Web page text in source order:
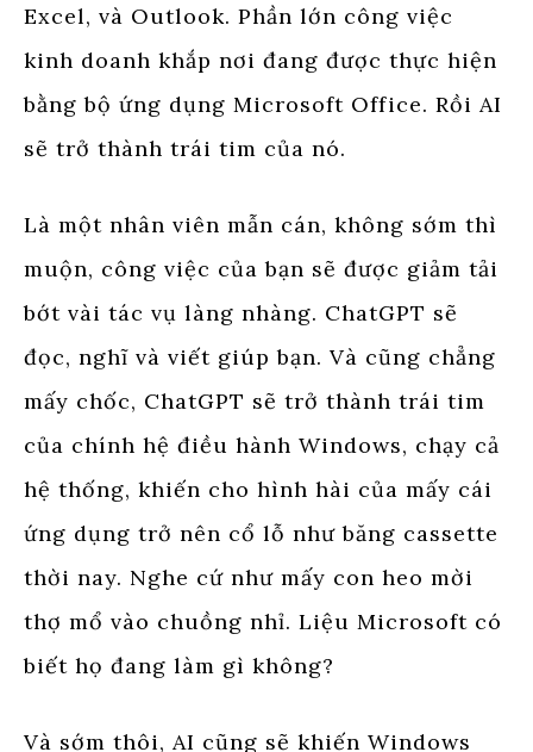
Excel, và Outlook. Phần lớn công việc
kinh doanh khắp nơi đang được thực hiện
bằng bộ ứng dụng Microsoft Office. Rồi AI
sẽ trở thành trái tim của nó.
Là một nhân viên mẫn cán, không sớm thì
muộn, công việc của bạn sẽ được giảm tải
bớt vài tác vụ làng nhàng. ChatGPT sẽ
đọc, nghĩ và viết giúp bạn. Và cũng chẳng
mấy chốc, ChatGPT sẽ trở thành trái tim
của chính hệ điều hành Windows, chạy cả
hệ thống, khiến cho hình hài của mấy cái
ứng dụng trở nên cổ lỗ như băng cassette
thời nay. Nghe cứ như mấy con heo mời
thợ mổ vào chuồng nhỉ. Liệu Microsoft có
biết họ đang làm gì không?
Và sớm thôi, AI cũng sẽ khiến Windows